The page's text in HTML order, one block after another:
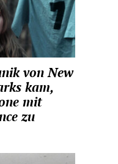
von New
kam,
mit
zu